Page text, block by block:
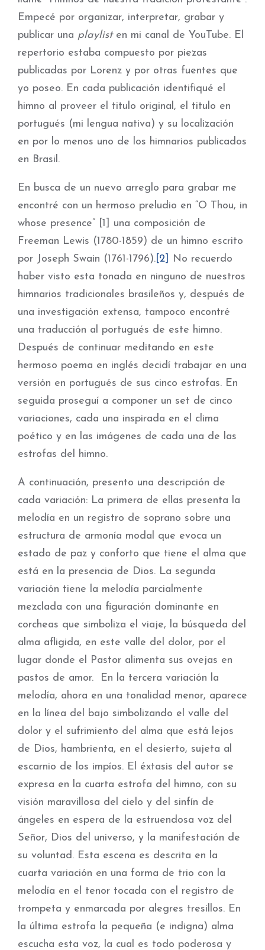
Empecé por organizar, interpretar, grabar y
publicar una playlisten mi canal de YouTube. El
repertorio estaba compuesto por piezas
publicadas por Lorenz y por otras fuentes que
yo poseo. En cada publicación identifiqué el
himno al proveer el titulo original, el titulo en
portugués (mi lengua nativa) y su localización
en por lo menos uno de los himnarios publicados
en Brasil.
En busca de un nuevo arreglo para grabar me
encontré con un hermoso preludio en “O Thou, in
whose presence” [1] una composición de
Freeman Lewis (1780-1859) de un himno escrito
por Joseph Swain (1761-1796). [2]
No recuerdo
haber visto esta tonada en ninguno de nuestros
himnarios tradicionales brasileños y, después de
una investigación extensa, tampoco encontré
una traducción al portugués de este himno.
Después de continuar meditando en este
hermoso poema en inglés decidí trabajar en una
versión en portugués de sus cinco estrofas. En
seguida proseguí a componer un set de cinco
variaciones, cada una inspirada en el clima
poético y en las imágenes de cada una de las
estrofas del himno.
A continuación, presento una descripción de
cada variación: La primera de ellas presenta la
melodía en un registro de soprano sobre una
estructura de armonía modal que evoca un
estado de paz y conforto que tiene el alma que
está en la presencia de Dios. La segunda
variación tiene la melodía parcialmente
mezclada con una figuración dominante en
corcheas que simboliza el viaje, la búsqueda del
alma afligida, en este valle del dolor, por el
lugar donde el Pastor alimenta sus ovejas en
pastos de amor. En la tercera variación la
melodía, ahora en una tonalidad menor, aparece
en la línea del bajo simbolizando el valle del
dolor y el sufrimiento del alma que está lejos
de Dios, hambrienta, en el desierto, sujeta al
escarnio de los impíos. El éxtasis del autor se
expresa en la cuarta estrofa del himno, con su
visión maravillosa del cielo y del sinfín de
ángeles en espera de la estruendosa voz del
Señor, Dios del universo, y la manifestación de
su voluntad. Esta escena es descrita en la
cuarta variación en una forma de trio con la
melodía en el tenor tocada con el registro de
trompeta y enmarcada por alegres tresillos. En
la última estrofa la pequeña (e indigna) alma
escucha esta voz, la cual es todo poderosa y